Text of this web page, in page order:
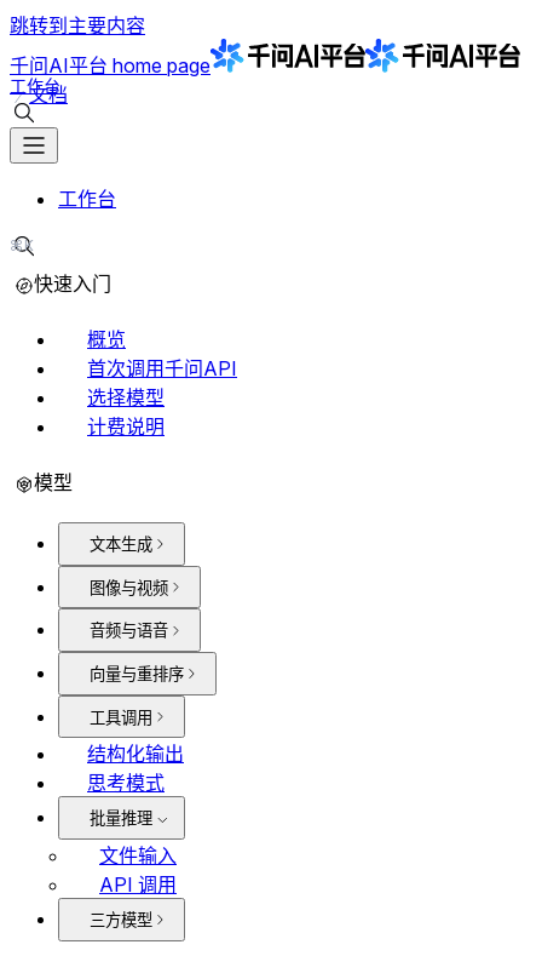
跳转到主要内容
千问AI平台 home page
文档
工作台
工作台
⌘K
快速入门
概览
首次调用千问API
选择模型
计费说明
模型
文本生成
图像与视频
音频与语音
向量与重排序
工具调用
结构化输出
思考模式
批量推理
文件输入
API 调用
三方模型